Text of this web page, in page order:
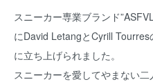
スニーカー専業ブランド
にDavid LetangとCyrill
に立ち上げられました。
スニーカーを愛してやまない